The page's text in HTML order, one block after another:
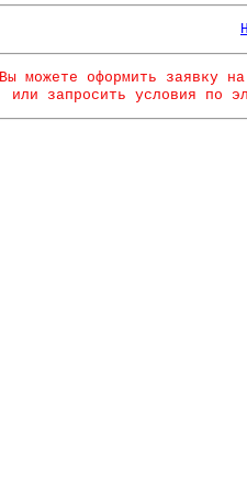
Вы можете оформить заявку
или запросить условия по